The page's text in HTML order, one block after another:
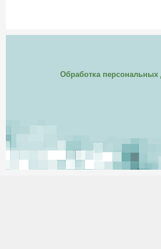
Обработка персональных